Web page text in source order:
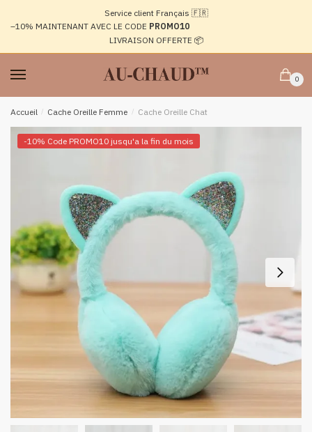
navigation
Service client Français 🇫🇷
–10% MAINTENANT AVEC LE CODE PROMO10
LIVRAISON OFFERTE 📦
0
Accueil / Cache Oreille Femme / Cache Oreille Chat
-10% Code PROMO10 jusqu'a la fin du mois